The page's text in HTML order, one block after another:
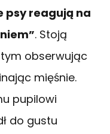
psy reagują na
. Stoją
obserwując
mięśnie.
pupilowi
do gustu